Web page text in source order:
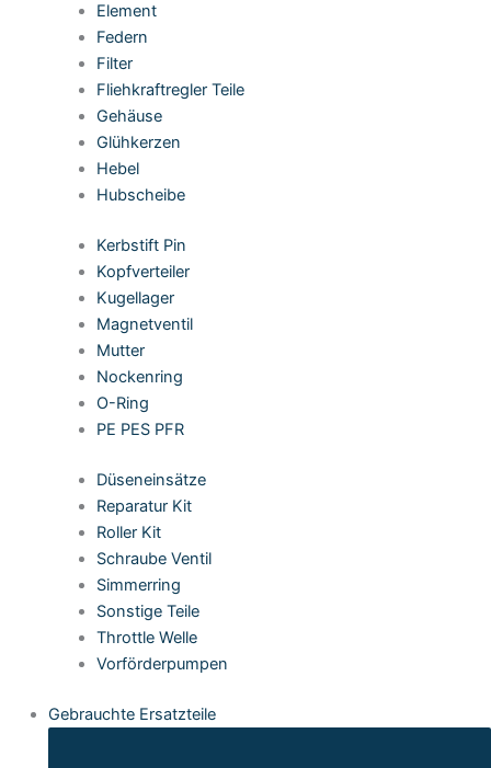
Element
Federn
Filter
Fliehkraftregler Teile
Gehäuse
Glühkerzen
Hebel
Hubscheibe
Kerbstift Pin
Kopfverteiler
Kugellager
Magnetventil
Mutter
Nockenring
O-Ring
PE PES PFR
Düseneinsätze
Reparatur Kit
Roller Kit
Schraube Ventil
Simmerring
Sonstige Teile
Throttle Welle
Vorförderpumpen
Gebrauchte Ersatzteile